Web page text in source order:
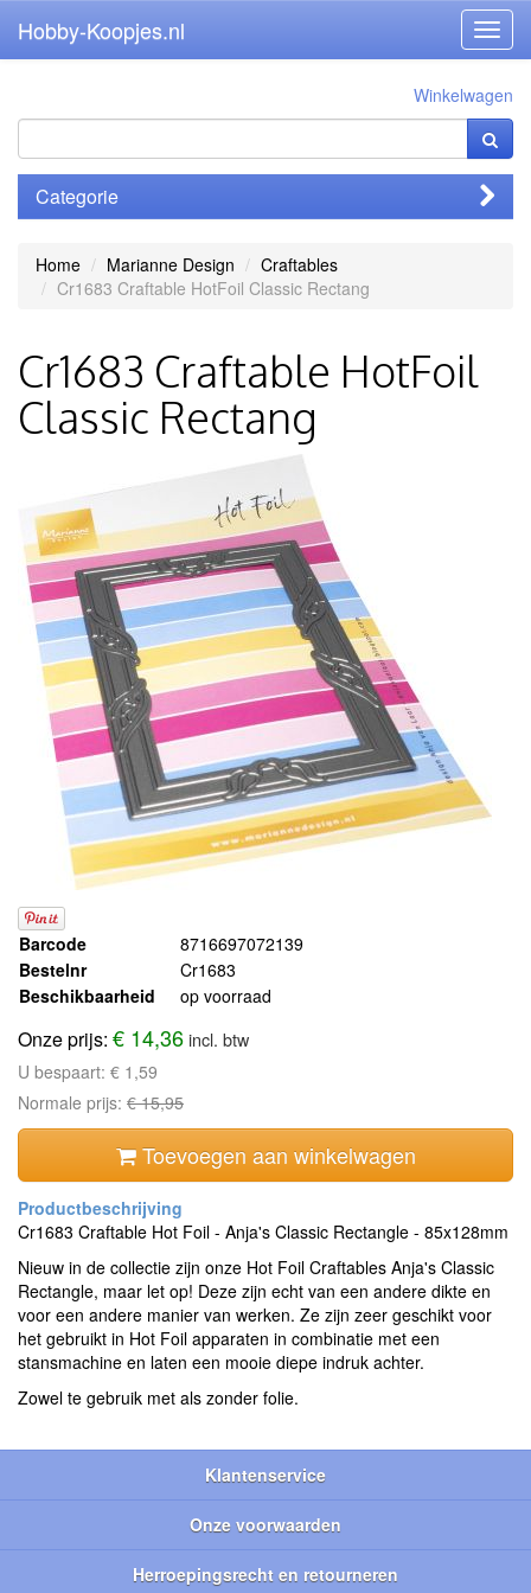
Hobby-Koopjes.nl
Winkelwagen
Categorie
Home Marianne Design
Craftables
Cr1683 Craftable HotFoil Classic Rectang
Cr1683 Craftable HotFoil
Classic Rectang
Barcode
8716697072139
Bestelnr
Cr1683
Beschikbaarheid
op voorraad
Onze prijs: € 14,36incl. btw
U bespaart: € 1,59
Normale prijs: € 15,95
Toevoegen aan winkelwagen
Cr1683 Craftable Hot Foil - Anja's Classic Rectangle - 85x128mm
Nieuw in de collectie zijn onze Hot Foil Craftables Anja's Classic
Rectangle, maar let op! Deze zijn echt van een andere dikte en
voor een andere manier van werken. Ze zijn zeer geschikt voor
het gebruikt in Hot Foil apparaten in combinatie met een
stansmachine en laten een mooie diepe indruk achter.
Zowel te gebruik met als zonder folie.
Klantenservice
Onze voorwaarden
Herroepingsrecht en retourneren